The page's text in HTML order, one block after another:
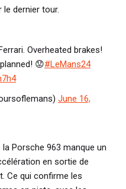
le dernier tour.
Overheated brakes!
😟#LeMans24
June 16,
Porsche 963 manque un
en sortie de
Ce qui confirme les